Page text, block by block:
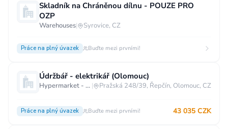
Skladník na Chráněnou dílnu - POUZE PRO
OZP
Warehouses| Syrovice, CZ
Práce na plný úvazek Buďte mezi prvními!
Údržbář - elektrikář (Olomouc)
Hypermarket - Olomouc | Pražská 248/39, Řepčín, Olomouc, CZ
Práce na plný úvazek Buďte mezi prvními! 43 035 CZK